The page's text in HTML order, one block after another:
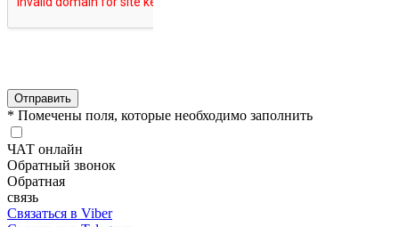
Отправить
* Помечены поля, которые необходимо заполнить
ЧАТ онлайн
Обратный звонок
Обратная
связь
Связаться в Viber